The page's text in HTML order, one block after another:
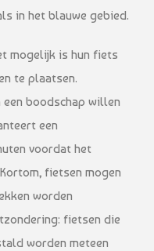
in het blauwe gebied.
mogelijk is hun fiets
te plaatsen.
boodschap willen
een
voordat het
fietsen mogen
worden
fietsen die
worden meteen